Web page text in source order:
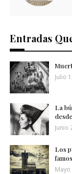
Entradas
Julio
La
Junio
Los
Mayo